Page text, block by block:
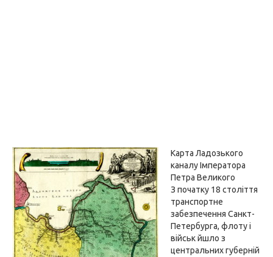
Карта Ладозького
каналу Імператора
Петра Великого
З початку 18 століття
транспортне
забезпечення Санкт-
Петербурга, флоту і
військ йшло з
центральних губерній